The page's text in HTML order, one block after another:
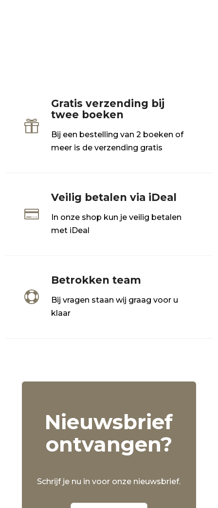

Gratis verzending bij
twee boeken
Bij een bestelling van 2 boeken of
meer is de verzending gratis

Veilig betalen via iDeal
In onze shop kun je veilig betalen
met iDeal

Betrokken team
Bij vragen staan wij graag voor u
klaar
Nieuwsbrief
ontvangen?
Schrijf je nu in voor onze nieuwsbrief.